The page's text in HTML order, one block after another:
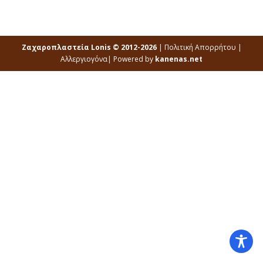
Ζαχαροπλαστεία Lonis © 2012-2026| Πολιτική Απορρήτου |
Αλλεργιογόνα| Powered by kanenas.net